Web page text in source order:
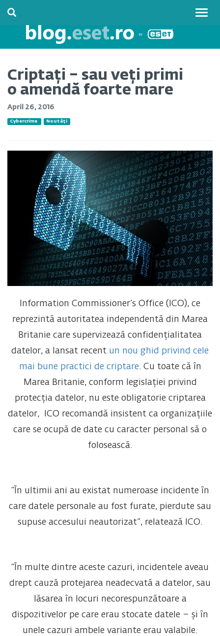
Criptați – sau veți primi
o amendă foarte mare
April 26, 2016
Cybercrime Noutăți
Information Commissioner’s Office (ICO), ce
reprezintă autoritatea independentă din Marea
Britanie care supervizează confidențialitatea
datelor, a lansat recent un nou ghid privind cele
mai bune practici de criptare. Cu toate că în
Marea Britanie, conform legislației privind
protecția datelor, nu este obligatorie criptarea
datelor, ICO recomandă insistent ca organizațiile
care se ocupă de date cu caracter personal să o
folosească.
“În ultimii ani au existat numeroase incidente în
care datele personale au fost furate, pierdute sau
supuse accesului neautorizat”, relatează ICO.
“În multe dintre aceste cazuri, incidentele aveau
drept cauză protejarea neadecvată a datelor, sau
lăsarea în locuri necorespunzătoare a
dispozitivelor pe care erau stocate datele – și în
unele cazuri ambele variante erau valabile.